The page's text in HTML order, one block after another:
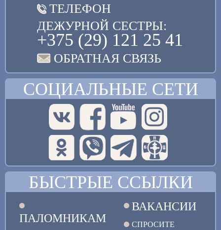
ТЕЛЕФОН
ДЕЖУРНОЙ СЕСТРЫ:
+375 (29) 121 25 41
ОБРАТНАЯ СВЯЗЬ
СОЦИАЛЬНЫЕ СЕТИ
БЫСТРЫЕ ССЫЛКИ
ПАЛОМНИКАМ
ВАКАНСИИ
СПРОСИТЕ